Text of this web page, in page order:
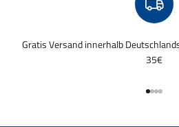
Gratis Versand innerhalb
35€
Gehe
Gehe
Gehe